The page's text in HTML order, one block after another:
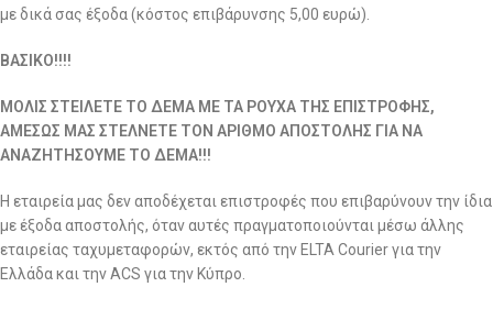
με δικά σας έξοδα (κόστος επιβάρυνσης 5,00 ευρώ).
ΒΑΣΙΚΟ!!!!
ΜΟΛΙΣ ΣΤΕΙΛΕΤΕ ΤΟ ΔΕΜΑ ΜΕ ΤΑ ΡΟΥΧΑ ΤΗΣ ΕΠΙΣΤΡΟΦΗΣ,
ΑΜΕΣΩΣ ΜΑΣ ΣΤΕΛΝΕΤΕ ΤΟΝ ΑΡΙΘΜΟ ΑΠΟΣΤΟΛΗΣ ΓΙΑ ΝΑ
ΑΝΑΖΗΤΗΣΟΥΜΕ ΤΟ ΔΕΜΑ!!!
Η εταιρεία μας δεν αποδέχεται επιστροφές που επιβαρύνουν την ίδια
με έξοδα αποστολής, όταν αυτές πραγματοποιούνται μέσω άλλης
εταιρείας ταχυμεταφορών, εκτός από την ELTA Courier για την
Ελλάδα και την ACS για την Κύπρο.